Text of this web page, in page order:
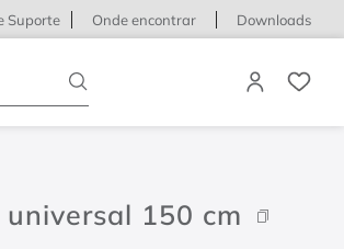
Suporte Onde encontrar Downloads
150 cm